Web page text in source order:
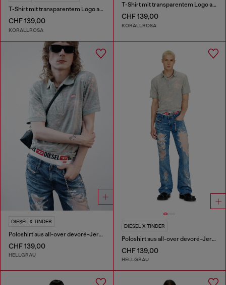
T-Shirt mit transparentem Logo auf der Rückseite
CHF 139,00
KORALLROSA
T-Shirt mit transparentem Logo auf der Rückseite
CHF 139,00
KORALLROSA
DIESEL X TINDER
Poloshirt aus all-over devoré-Jersey
CHF 139,00
HELLGRAU
DIESEL X TINDER
Poloshirt aus all-over devoré-Jersey
CHF 139,00
HELLGRAU